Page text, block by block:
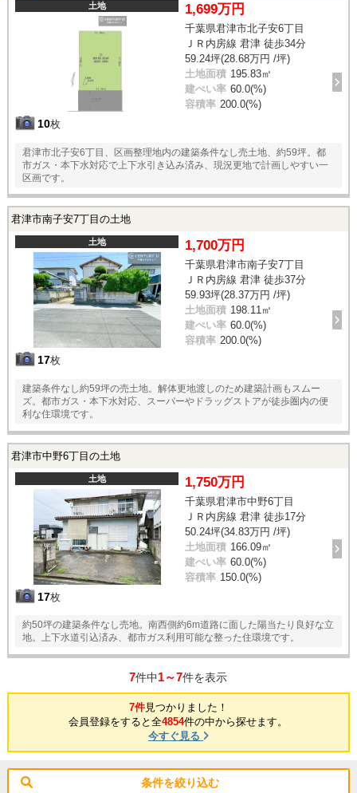
土地
10枚
1,699万円
千葉県君津市北子安6丁目
ＪＲ内房線 君津 徒歩34分
59.24坪(28.68万円 /坪)
土地面積 195.83㎡
建ぺい率 60.0(%)
容積率 200.0(%)
君津市北子安6丁目、区画整理地内の建築条件なし売土地、約59坪。都
市ガス・本下水対応で上下水引き込み済み、現況更地で計画しやすい一
区画です。
君津市南子安7丁目の土地
土地
17枚
1,700万円
千葉県君津市南子安7丁目
ＪＲ内房線 君津 徒歩37分
59.93坪(28.37万円 /坪)
土地面積 198.11㎡
建ぺい率 60.0(%)
容積率 200.0(%)
建築条件なし約59坪の売土地。解体更地渡しのため建築計画もスムー
ズ。都市ガス・本下水対応、スーパーやドラッグストアが徒歩圏内の便
利な住環境です。
君津市中野6丁目の土地
土地
17枚
1,750万円
千葉県君津市中野6丁目
ＪＲ内房線 君津 徒歩17分
50.24坪(34.83万円 /坪)
土地面積 166.09㎡
建ぺい率 60.0(%)
容積率 150.0(%)
約50坪の建築条件なし売地。南西側約6m道路に面した陽当たり良好な立
地。上下水道引込済み、都市ガス利用可能な整った住環境です。
7件中1～7件を表示
7件見つかりました！
会員登録をすると全4854件の中から探せます。
今すぐ見る
条件を絞り込む